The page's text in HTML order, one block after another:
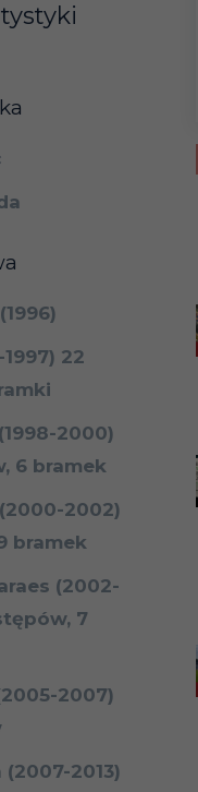
1997) 22
2000)
6 bramek
2002)
bramek
(2002-
7
2007)
2013)